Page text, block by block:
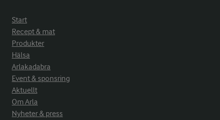
Start
Recept & mat
Produkter
Hälsa
Arlakadabra
Event & sponsring
Aktuellt
Om Arla
Nyheter & press